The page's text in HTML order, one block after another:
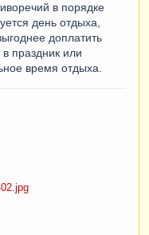
в порядке
день отдыха,
доплатить
праздник или
время отдыха.